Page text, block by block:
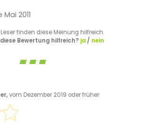
2011
finden diese Meinung hilfreich.
Bewertung hilfreich? ja/ nein
vom Dezember 2019 oder früher